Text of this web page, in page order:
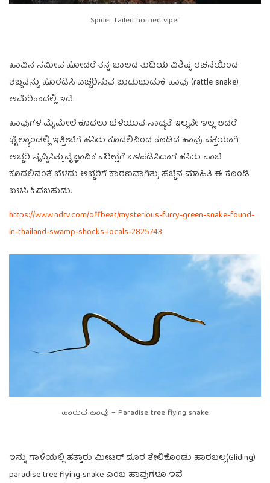
Spider tailed horned viper
ಹಾವಿನ ಸಮೀಪ ಹೋದರೆ ತನ್ನ ಬಾಲದ ತುದಿಯ ವಿಶಿಷ್ಟ ರಚನೆಯಿಂದ
ಶಬ್ದವನ್ನು ಹೊರಡಿಸಿ ಎಚ್ಚರಿಸುವ ಬುಡುಬುಡುಕೆ ಹಾವು (rattle snake)
ಅಮೆರಿಕಾದಲ್ಲಿ ಇದೆ.
ಹಾವುಗಳ ಮೈಮೇಲೆ ಕೂದಲು ಬೆಳೆಯುವ ಸಾಧ್ಯತೆ ಇಲ್ಲವೇ ಇಲ್ಲ ಆದರೆ
ಥೈಲ್ಯಾಂಡಲ್ಲಿ ಇತ್ತೀಚಿಗೆ ಹಸಿರು ಕೂದಲಿನಿಂದ ಕೂಡಿದ ಹಾವು ಪತ್ತೆಯಾಗಿ
ಅಚ್ಚರಿ ಸೃಷ್ಟಿಸಿತ್ತು.ವೈಜ್ಞಾನಿಕ ಪರೀಕ್ಷೆಗೆ ಒಳಪಡಿಸಿದಾಗ ಹಸಿರು ಪಾಚಿ
ಕೂದಲಿನಂತೆ ಬೆಳೆದು ಅಚ್ಚರಿಗೆ ಕಾರಣವಾಗಿತ್ತು, ಹೆಚ್ಚಿನ ಮಾಹಿತಿ ಈ ಕೊಂಡಿ
ಬಳಸಿ ಓದಬಹುದು.
https://www.ndtv.com/offbeat/mysterious-furry-green-snake-found-
in-thailand-swamp-shocks-locals-2825743
ಹಾರುವ ಹಾವು – Paradise tree flying snake
ಇನ್ನು ಗಾಳಿಯಲ್ಲಿ ಹತ್ತಾರು ಮೀಟರ್ ದೂರ ತೇಲಿಕೊಂಡು ಹಾರಬಲ್ಲ(Gliding)
paradise tree flying snake ಎಂಬ ಹಾವುಗಳೂ ಇವೆ.